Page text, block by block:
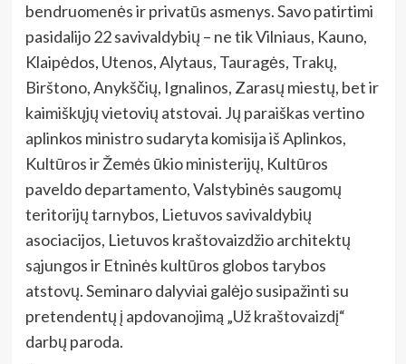
bendruomenės ir privatūs asmenys. Savo patirtimi
pasidalijo 22 savivaldybių – ne tik Vilniaus, Kauno,
Klaipėdos, Utenos, Alytaus, Tauragės, Trakų,
Birštono, Anykščių, Ignalinos, Zarasų miestų, bet ir
kaimiškųjų vietovių atstovai. Jų paraiškas vertino
aplinkos ministro sudaryta komisija iš Aplinkos,
Kultūros ir Žemės ūkio ministerijų, Kultūros
paveldo departamento, Valstybinės saugomų
teritorijų tarnybos, Lietuvos savivaldybių
asociacijos, Lietuvos kraštovaizdžio architektų
sąjungos ir Etninės kultūros globos tarybos
atstovų. Seminaro dalyviai galėjo susipažinti su
pretendentų į apdovanojimą „Už kraštovaizdį“
darbų paroda.